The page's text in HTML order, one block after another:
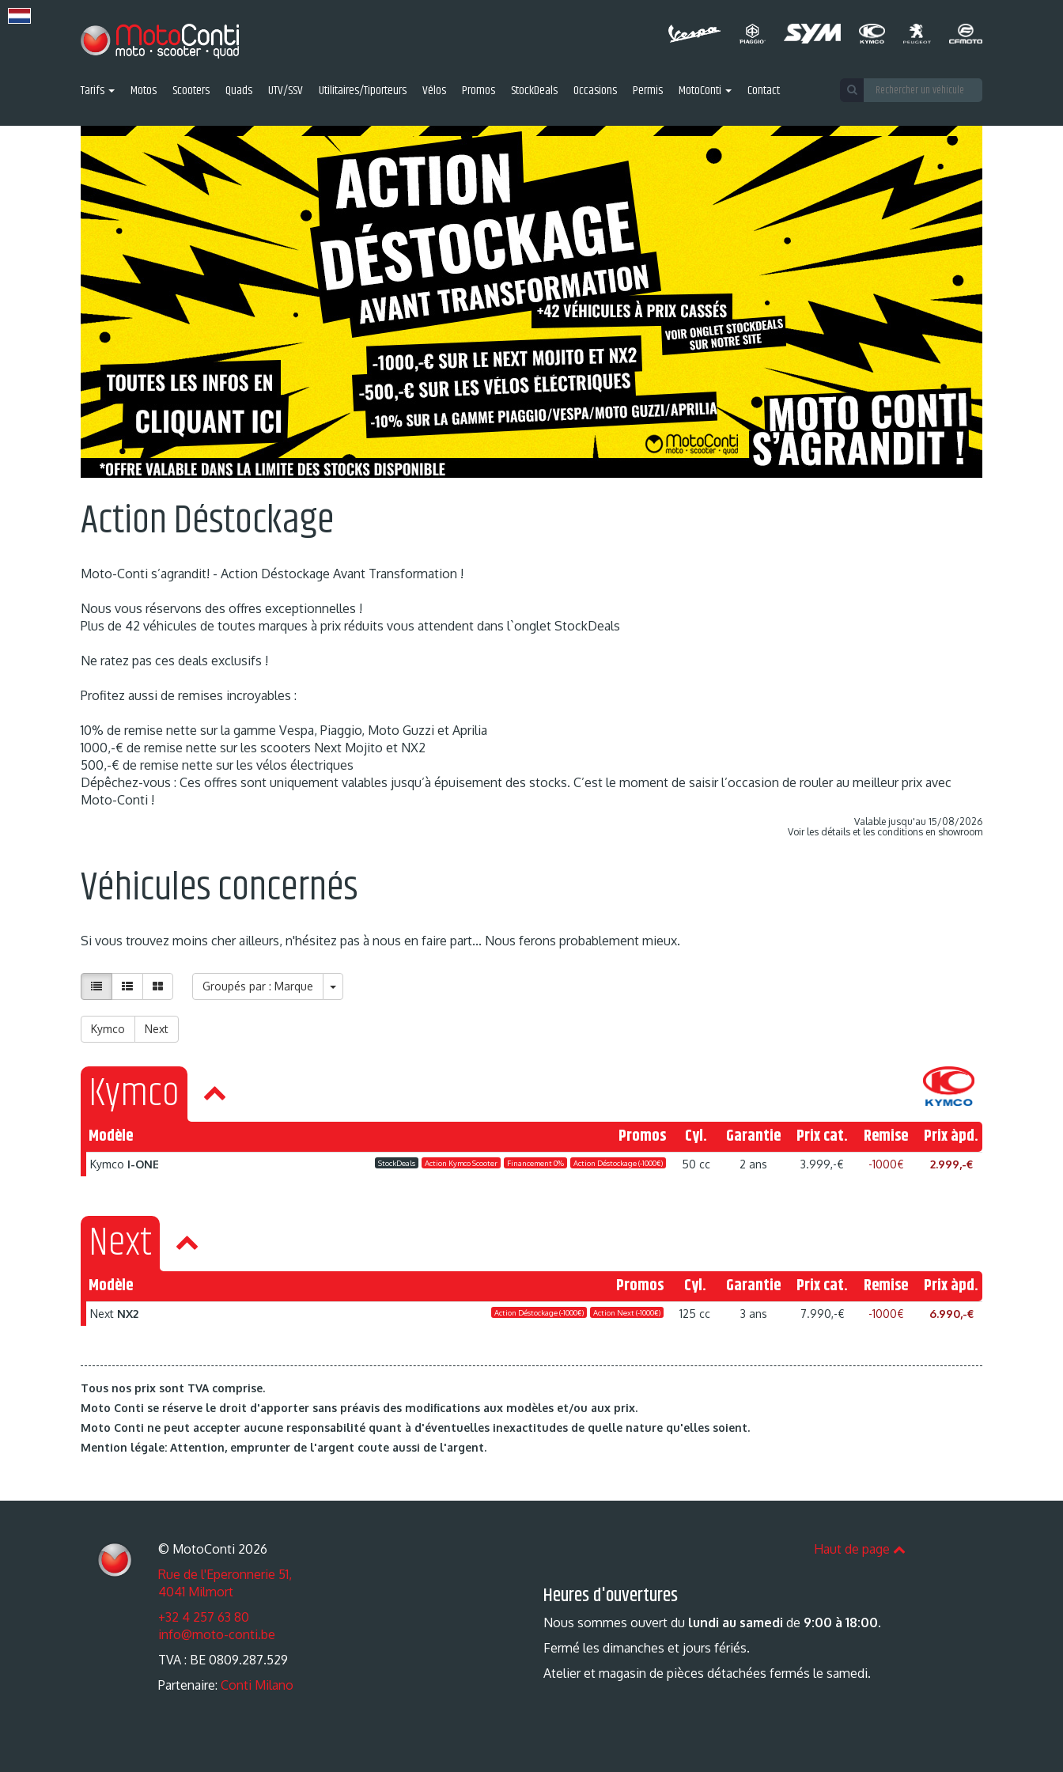
Tarifs Motos Scooters Quads UTV/SSV Utilitaires/Tiporteurs Vélos Promos StockDeals Occasions Permis MotoConti Contact
Action Déstockage
Moto-Conti s’agrandit! - Action Déstockage Avant Transformation !
Nous vous réservons des offres exceptionnelles !
Plus de 42 véhicules de toutes marques à prix réduits vous attendent dans l`onglet StockDeals
Ne ratez pas ces deals exclusifs !
Profitez aussi de remises incroyables :
10% de remise nette sur la gamme Vespa, Piaggio, Moto Guzzi et Aprilia
1000,-€ de remise nette sur les scooters Next Mojito et NX2
500,-€ de remise nette sur les vélos électriques
Dépêchez-vous : Ces offres sont uniquement valables jusqu’à épuisement des stocks. C’est le moment de saisir l’occasion de rouler au meilleur prix avec
Moto-Conti !
Valable jusqu'au 15/08/2026
Voir les détails et les conditions en showroom
Véhicules concernés
Si vous trouvez moins cher ailleurs, n'hésitez pas à nous en faire part... Nous ferons probablement mieux.
Groupés par : Marque
Kymco Next
Kymco
Modèle Promos Cyl. Garantie Prix cat. Remise Prix àpd.
Kymco I-ONE StockDeals Action Kymco Scooter Financement 0% Action Déstockage (-1000€) 50 cc 2 ans 3.999,-€ -1000€ 2.999,-€
Next
Modèle Promos Cyl. Garantie Prix cat. Remise Prix àpd.
Next NX2 Action Déstockage (-1000€) Action Next (-1000€) 125 cc 3 ans 7.990,-€ -1000€ 6.990,-€
Tous nos prix sont TVA comprise.
Moto Conti se réserve le droit d'apporter sans préavis des modifications aux modèles et/ou aux prix.
Moto Conti ne peut accepter aucune responsabilité quant à d'éventuelles inexactitudes de quelle nature qu'elles soient.
Mention légale: Attention, emprunter de l'argent coute aussi de l'argent.
© MotoConti 2026
Rue de l'Eperonnerie 51,
4041 Milmort
+32 4 257 63 80
info@moto-conti.be
TVA : BE 0809.287.529
Partenaire: Conti Milano
Haut de page
Heures d'ouvertures
Nous sommes ouvert du lundi au samedi de 9:00 à 18:00.
Fermé les dimanches et jours fériés.
Atelier et magasin de pièces détachées fermés le samedi.